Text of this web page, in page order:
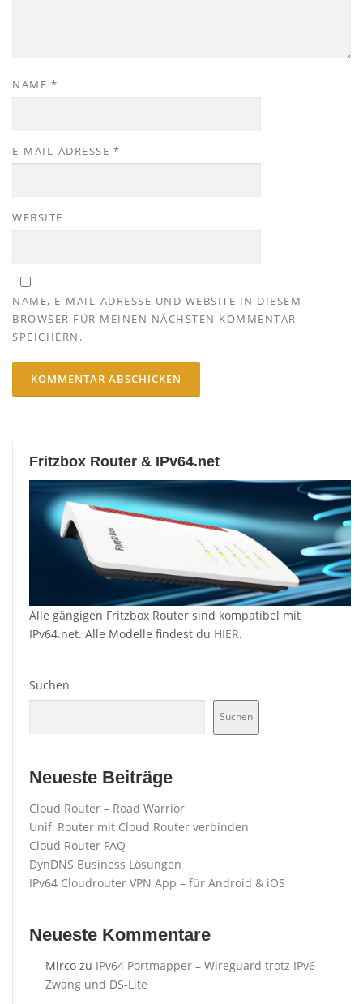
NAME *
E-MAIL-ADRESSE *
WEBSITE
NAME, E-MAIL-ADRESSE UND WEBSITE IN DIESEM
BROWSER FÜR MEINEN NÄCHSTEN KOMMENTAR
SPEICHERN.
Fritzbox Router & IPv64.net
Alle gängigen Fritzbox Router sind kompatibel mit
IPv64.net. Alle Modelle findest du HIER.
Suchen
Suchen
Neueste Beiträge
Cloud Router – Road Warrior
Unifi Router mit Cloud Router verbinden
Cloud Router FAQ
DynDNS Business Lösungen
IPv64 Cloudrouter VPN App – für Android & iOS
Neueste Kommentare
Mirco zu IPv64 Portmapper – Wireguard trotz IPv6
Zwang und DS-Lite